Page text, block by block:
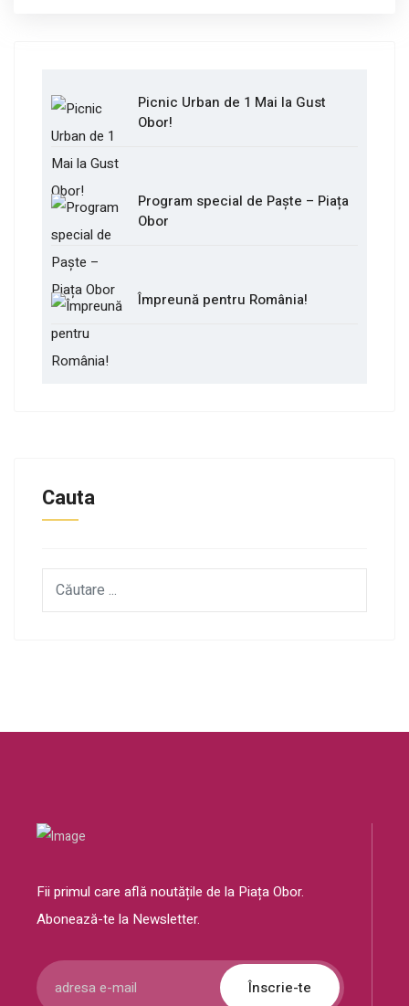
Picnic Urban de 1 Mai la Gust
Obor!
Program special de Paște – Piața
Obor
Împreună pentru România!
Cauta
Fii primul care află noutățile de la Piața Obor.
Abonează-te la Newsletter.
Înscrie-te